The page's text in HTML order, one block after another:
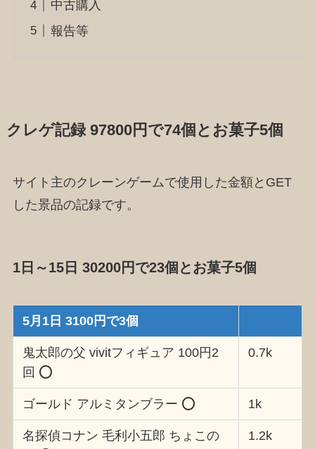
中古購入
報告等
クレゲ記録 97800円で74個とお菓子5個
サイト主のクレーンゲームで使用した金額とGET
した景品の記録です。
1日～15日 30200円で23個とお菓子5個
5月1日 3100円で3個
鬼太郎の父 vivitフィギュア 100円2
回 ⭕️
0.7k
ゴールド アルミタンブラー ⭕️ 1k
名探偵コナン 毛利小五郎 ちょこの
1.2k